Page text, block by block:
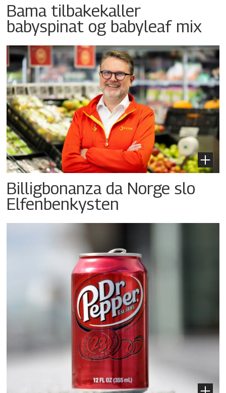
Bama tilbakekaller
babyspinat og babyleaf mix
Billigbonanza da Norge slo
Elfenbenkysten